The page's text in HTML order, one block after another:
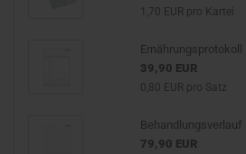
1,70 EUR pro Kartei
Ernährungsprotokoll
39,90 EUR
0,80 EUR pro Satz
Behandlungsverlauf
79,90 EUR